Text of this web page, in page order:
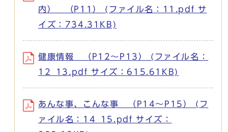
内） （P11） (ファイル名：11.pdf サ
イズ：734.31KB)
健康情報 （P12～P13） (ファイル名：
12_13.pdf サイズ：615.61KB)
あんな事、こんな事 （P14～P15） (フ
ァイル名：14_15.pdf サイズ：